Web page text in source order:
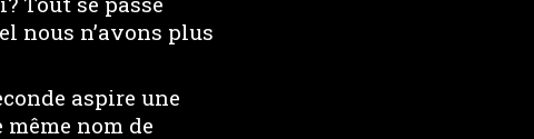
nous n’avons plus
aspire une
nom de